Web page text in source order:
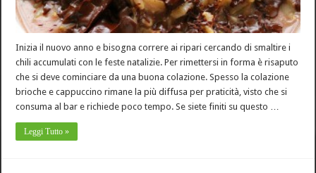
Inizia il nuovo anno e bisogna correre ai ripari cercando di smaltire i
chili accumulati con le feste natalizie. Per rimettersi in forma è risaputo
che si deve cominciare da una buona colazione. Spesso la colazione
brioche e cappuccino rimane la più diffusa per praticità, visto che si
consuma al bar e richiede poco tempo. Se siete finiti su questo …
Leggi Tutto »